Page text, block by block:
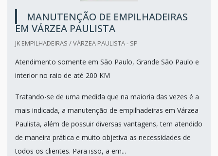
MANUTENÇÃO DE EMPILHADEIRAS
EM VÁRZEA PAULISTA
JK EMPILHADEIRAS / VÁRZEA PAULISTA - SP
Atendimento somente em São Paulo, Grande São Paulo e
interior no raio de até 200 KM
Tratando-se de uma medida que na maioria das vezes é a
mais indicada, a manutenção de empilhadeiras em Várzea
Paulista, além de possuir diversas vantagens, tem atendido
de maneira prática e muito objetiva as necessidades de
todos os clientes. Para isso, a em...